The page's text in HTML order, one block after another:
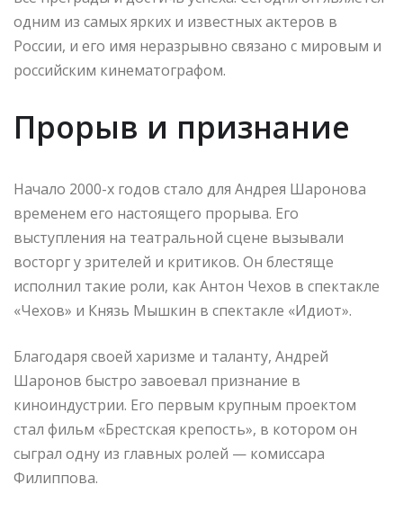
одним из самых ярких и известных актеров в
России, и его имя неразрывно связано с мировым и
российским кинематографом.
Прорыв и признание
Начало 2000-х годов стало для Андрея Шаронова
временем его настоящего прорыва. Его
выступления на театральной сцене вызывали
восторг у зрителей и критиков. Он блестяще
исполнил такие роли, как Антон Чехов в спектакле
«Чехов» и Князь Мышкин в спектакле «Идиот».
Благодаря своей харизме и таланту, Андрей
Шаронов быстро завоевал признание в
киноиндустрии. Его первым крупным проектом
стал фильм «Брестская крепость», в котором он
сыграл одну из главных ролей — комиссара
Филиппова.